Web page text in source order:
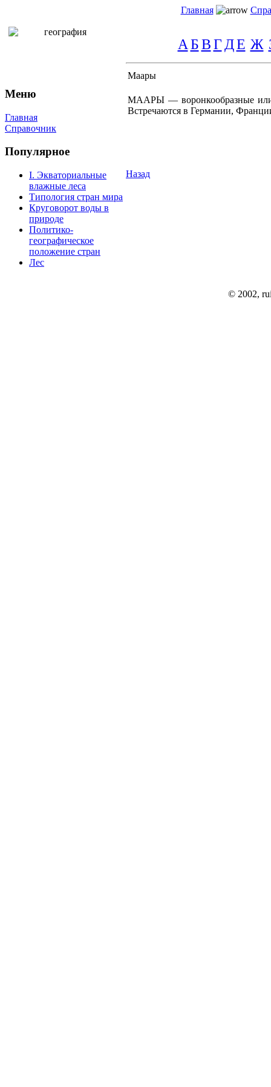
Главная
Меню
Главная
Справочник
Популярное
I. Экваториальные
влажные леса
Типология стран мира
Круговорот воды в
природе
Политико-
географическое
положение стран
Лес
А БВГ ДЕ Ж
Маары
МААРЫ — воронкообразные или
Встречаются в Германии,
Назад
© 2002,